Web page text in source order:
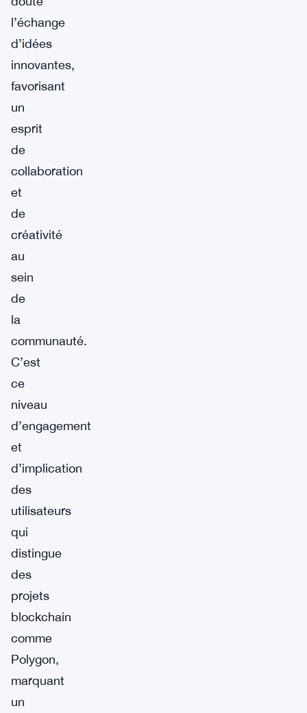
l’échange
d’idées
innovantes,
favorisant
un
esprit
de
collaboration
et
de
créativité
au
sein
de
la
communauté.
C’est
ce
niveau
d’engagement
et
d’implication
des
utilisateurs
qui
distingue
des
projets
blockchain
comme
Polygon,
marquant
un